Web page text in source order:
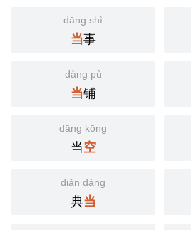
dāng shì
当事
dàng pù
当铺
dāng kōng
当空
diǎn dàng
典当